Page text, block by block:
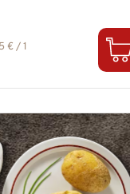
Preis:
€ / 1